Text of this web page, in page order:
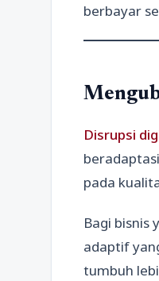
berbayar
Disrupsi
pada
Bagi bisnis
adaptif
tumbuh